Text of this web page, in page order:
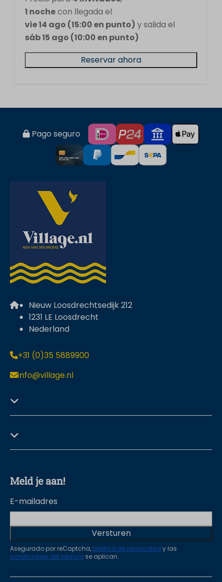
1 nochecon llegada el
vie 14 ago (15:00 en punto) y salida el
sáb 15 ago (10:00 en punto)
Reservar ahora
Pago seguro
Nieuw Loosdrechtsedijk 212
1231 LE Loosdrecht
Nederland
+31 (0)35 5889900
info@village.nl
Meld je aan!
E-mailadres
Versturen
Asegurado por reCaptcha, política de privacidad y las
condiciones del servicio se aplican.